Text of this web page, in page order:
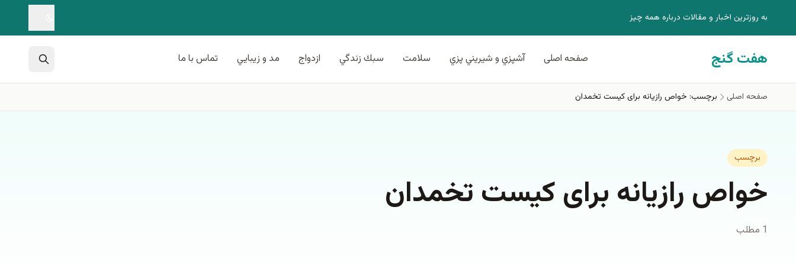
به روزترين اخبار و مقالات درباره همه چيز
هفت گنج صفحه اصلی آشپزي و شيريني پزي سلامت سبك زندگي ازدواج مد و زيبايي تماس با ما
صفحه اصلی برچسب: خواص رازیانه برای کیست تخمدان
برچسب
خواص رازیانه برای کیست تخمدان
1 مطلب